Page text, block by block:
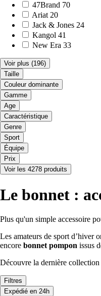
47Brand 70
Ariat 20
Jack & Jones 24
Kangol 41
New Era 33
Voir plus (196)
Taille
Couleur dominante
Gamme
Age
Caractéristique
Genre
Sport
Équipe
Prix
Voir les 4278 produits
Le bonnet :
Plus qu'un simple accessoire
Les amateurs de sport d’hiver
encore bonnet pompon issus
Découvre la dernière
Filtres
Expédié en 24h